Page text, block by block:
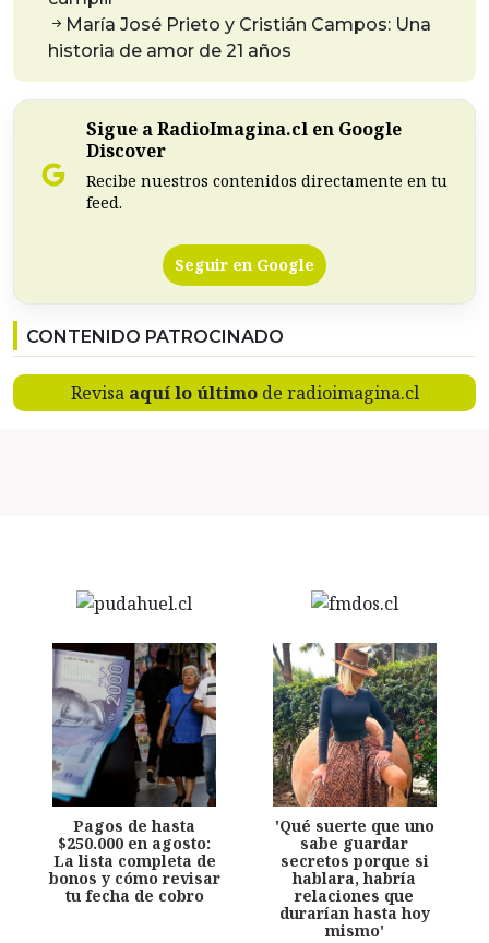
María José Prieto y Cristián Campos: Una
historia de amor de 21 años
Sigue a RadioImagina.cl en Google
Discover
Recibe nuestros contenidos directamente en tu
feed.
Seguir en Google
CONTENIDO PATROCINADO
Revisa aquí lo últimode radioimagina.cl
Pagos de hasta
$250.000 en agosto:
La lista completa de
bonos y cómo revisar
tu fecha de cobro
'Qué suerte que uno
sabe guardar
secretos porque si
hablara, habría
relaciones que
durarían hasta hoy
mismo'